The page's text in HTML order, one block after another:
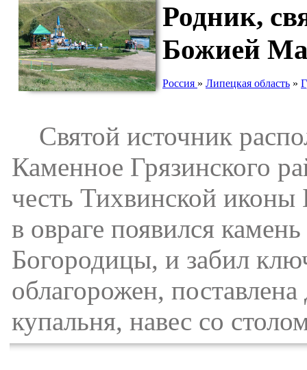
Родник,
Божией
Россия » Липецкая область »
Святой источник
Каменное Грязинского
честь Тихвинской
в овраге появился
Богородицы, и забил
облагорожен,
купальня, навес со